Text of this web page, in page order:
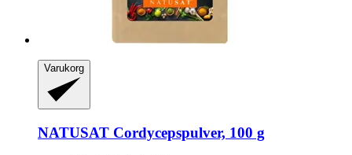
Varukorg
NATUSAT Cordycepspulver, 100 g